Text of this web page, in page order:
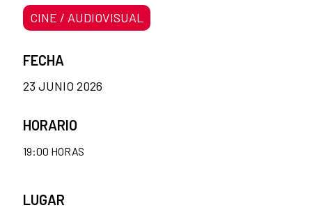
CINE / AUDIOVISUAL
FECHA
23 JUNIO 2026
HORARIO
19:00 HORAS
LUGAR